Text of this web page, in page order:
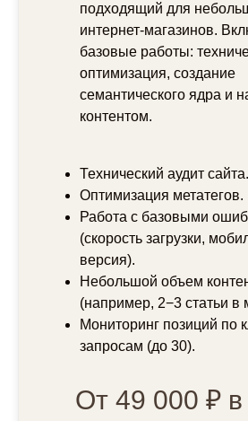
подходящий для
интернет-магазинов.
базовые работы:
оптимизация, создание
семантического ядра и
контентом.
Технический аудит сайта.
Оптимизация метатегов.
Работа с базовыми
(скорость загрузки,
версия).
Небольшой объем
(например, 2−3 статьи в
Мониторинг позиций по
запросам (до 30).
От 49 000 ₽